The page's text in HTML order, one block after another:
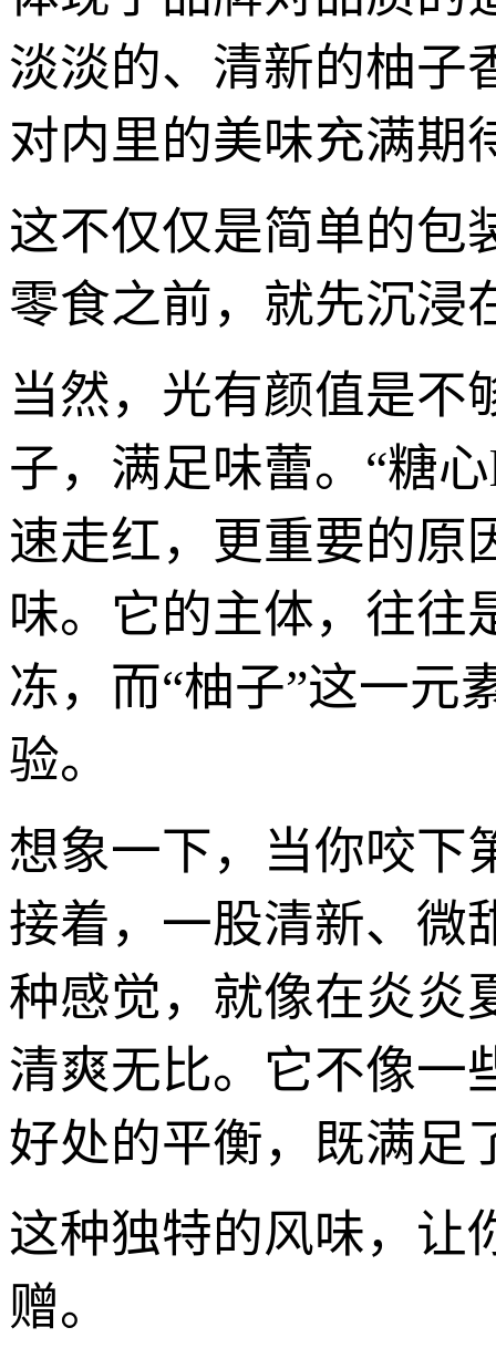
淡淡的、清新的柚子
对内里的美味充满期
这不仅仅是简单的包
零食之前，就先沉浸
当然，光有颜值是不
子，满足味蕾。“糖
速走红，更重要的原
味。它的主体，往往
冻，而“柚子”这一元
验。
想象一下，当你咬下
接着，一股清新、微
种感觉，就像在炎炎
清爽无比。它不像一
好处的平衡，既满足
这种独特的风味，让
赠。